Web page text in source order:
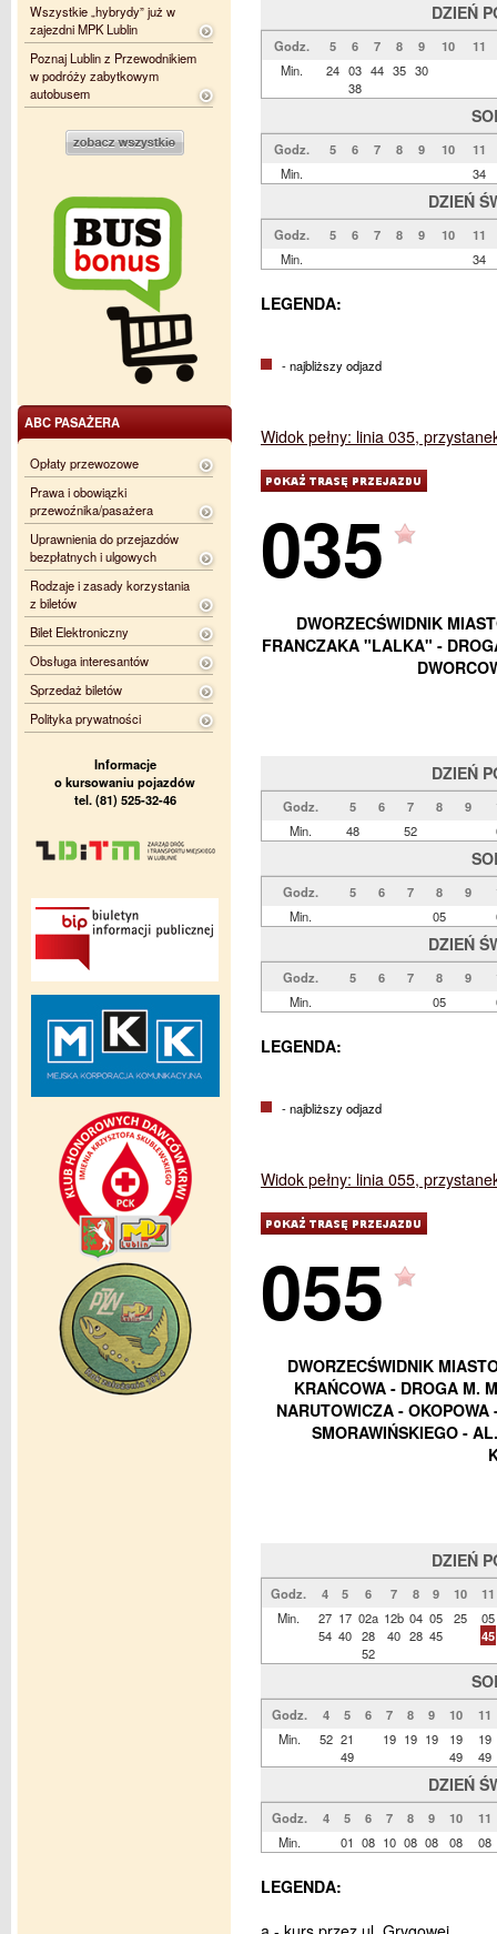
DZIEŃ
Godz. 5 6 7 8 9 10
11
Min.
24 03
38
44 35 30
Godz. 5 6 7 8 9 10
11
Min.
34
DZIEŃ
Godz. 5 6 7 8 9 10
11
Min.
34
LEGENDA:
- najbliższy odjazd
Widok pełny: linia 035,
035
DWORZECŚWIDNIK
FRANCZAKA "LALKA" -
DZIEŃ
Godz. 5 6 7 8 9
Min.
48 52
Godz. 5 6 7 8 9
Min.
05
DZIEŃ
Godz. 5 6 7 8 9
Min.
05
LEGENDA:
- najbliższy odjazd
Widok pełny: linia 055,
055
DWORZECŚWIDNIK
KRAŃCOWA - DROGA M.
NARUTOWICZA -
SMORAWIŃSKIEGO -
DZIEŃ
Godz. 4 5 6 7 8 9 10
11
Min.
27
54
17
40
02a
28
52
12b
40
04
28
05
45
25
05
45
Godz. 4 5 6 7 8 9 10
11
Min.
52 21
49
19 19 19
19
49
19
49
DZIEŃ
Godz. 4 5 6 7 8 9 10
11
Min.
01 08 10 08 08 08 08
LEGENDA:
Wszystkie „hybrydy” już w
zajezdni MPK Lublin
Poznaj Lublin z Przewodnikiem
w podróży zabytkowym
autobusem
ABC PASAŻERA
Opłaty przewozowe
Prawa i obowiązki
przewoźnika/pasażera
Uprawnienia do przejazdów
bezpłatnych i ulgowych
Rodzaje i zasady korzystania
z biletów
Bilet Elektroniczny
Obsługa interesantów
Sprzedaż biletów
Polityka prywatności
Informacje
o kursowaniu pojazdów
tel. (81) 525-32-46